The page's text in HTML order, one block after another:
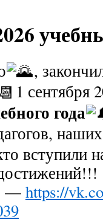
,
1 сентября
года
вступили
—https://